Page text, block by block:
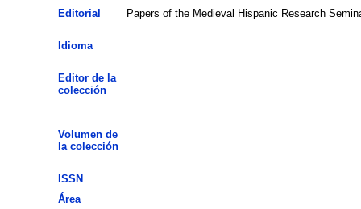
Editorial
Papers of the Medieval Hispanic Research
Idioma
Editor de la
colección
Volumen de
la colección
ISSN
Área